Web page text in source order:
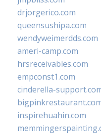
drjorgerico.com
queensushipa.com
wendyweimerdds.com
ameri-camp.com
hrsreceivables.com
empconst1.com
cinderella-
inspirehuahin.com